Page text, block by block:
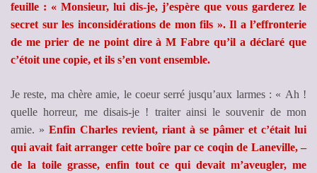
feuille : « Monsieur, lui dis-je, j’espère que vous garderez le
secret sur les inconsidérations de mon fils ». Il a l’effronterie
de me prier de ne point dire à M Fabre qu’il a déclaré que
c’étoit une copie, et ils s’en vont ensemble.
Je reste, ma chère amie, le coeur serré jusqu’aux larmes : « Ah !
quelle horreur, me disais-je ! traiter ainsi le souvenir de mon
amie. » Enfin Charles revient, riant à se pâmer et c’était lui
qui avait fait arranger cette boîre par ce coqin de Laneville, –
de la toile grasse, enfin tout ce qui devait m’aveugler, me